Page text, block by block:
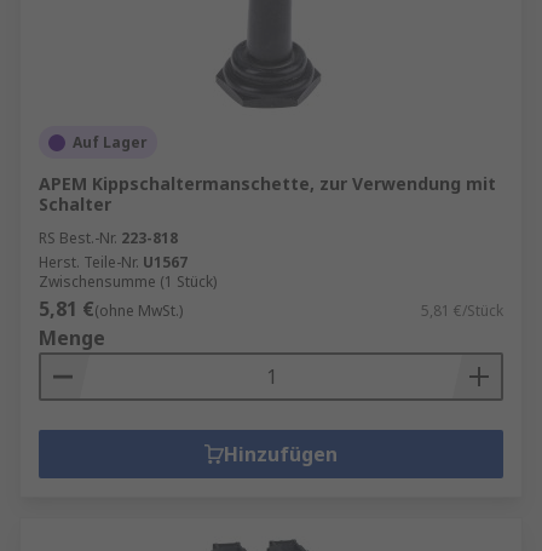
Auf Lager
APEM Kippschaltermanschette, zur Verwendung mit
Schalter
RS Best.-Nr. 223-818
Herst. Teile-Nr. U1567
Zwischensumme (1 Stück)
5,81 €(ohne MwSt.) 5,81 €/Stück
Menge
Hinzufügen